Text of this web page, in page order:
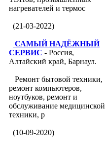
нагревателей и термос
(21-03-2022)
САМЫЙ НАДЁЖНЫЙ
СЕРВИС - Россия,
Алтайский край, Барнаул.
Ремонт бытовой техники,
ремонт компьютеров,
ноутбуков, ремонт и
обслуживание медицинской
техники, р
(10-09-2020)